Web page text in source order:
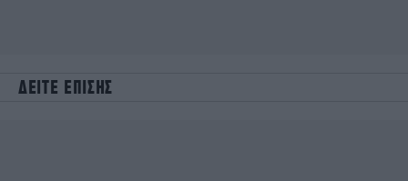
ΔΕΙΤΕ ΕΠΙΣΗΣ